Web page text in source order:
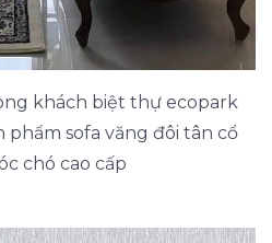
khách biệt thự ecopark
phẩm sofa văng đôi tân cổ
chó cao cấp